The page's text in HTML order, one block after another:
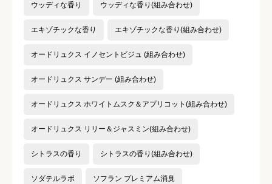
ウッディな香り ウッディな香り(組み合わせ)
エキゾチックな香り エキゾチックな香り(組み合わせ)
オードリュクス イノセントビジュ (組み合わせ)
オードリュクス サンデー (組み合わせ)
オードリュクス ホワイトムスク＆アプリコット(組み合わせ)
オードリュクス リリー＆ジャスミン(組み合わせ)
シトラスの香り シトラスの香り(組み合わせ)
ソダテルラボ ソフラン プレミアム消臭